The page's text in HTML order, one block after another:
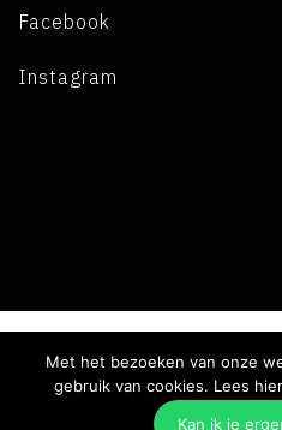
Facebook
Instagram
Copyright 2019 L.A. de
Privacy verklaring -
Met het bezoeken van onze
gebruik van cookies. Lees